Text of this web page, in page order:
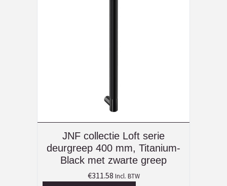
JNF collectie Loft serie
deurgreep 400 mm, Titanium-
Black met zwarte greep
€311.58 Incl. BTW